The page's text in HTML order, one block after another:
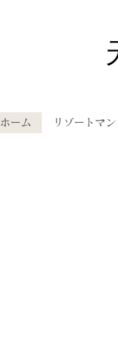
ホーム リゾートマ